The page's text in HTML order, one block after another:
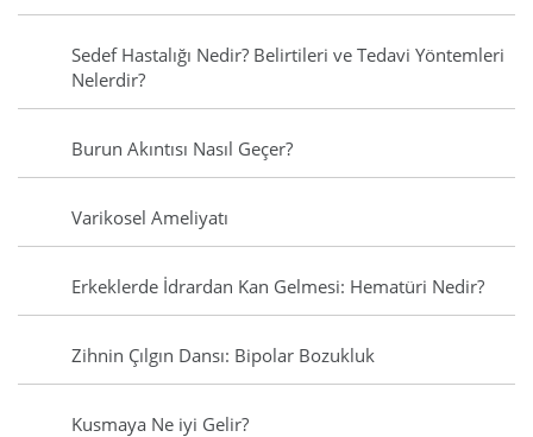
Sedef Hastalığı Nedir? Belirtileri ve Tedavi Yöntemleri
Nelerdir?
Burun Akıntısı Nasıl Geçer?
Varikosel Ameliyatı
Erkeklerde İdrardan Kan Gelmesi: Hematüri Nedir?
Zihnin Çılgın Dansı: Bipolar Bozukluk
Kusmaya Ne iyi Gelir?